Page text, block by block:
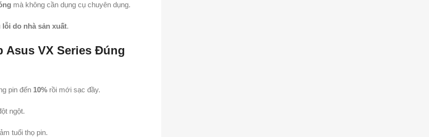
mà không cần dụng cụ chuyên dụng.
do nhà sản xuất.
VX Series Đúng
pin đến 10% rồi mới sạc đầy.
ngột.
tuổi thọ pin.